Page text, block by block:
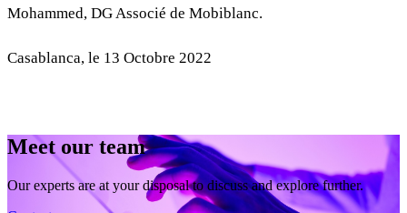
Mohammed, DG Associé de Mobiblanc.
Casablanca, le 13 Octobre 2022
Meet our team
Our experts are at your disposal to discuss and explore further.